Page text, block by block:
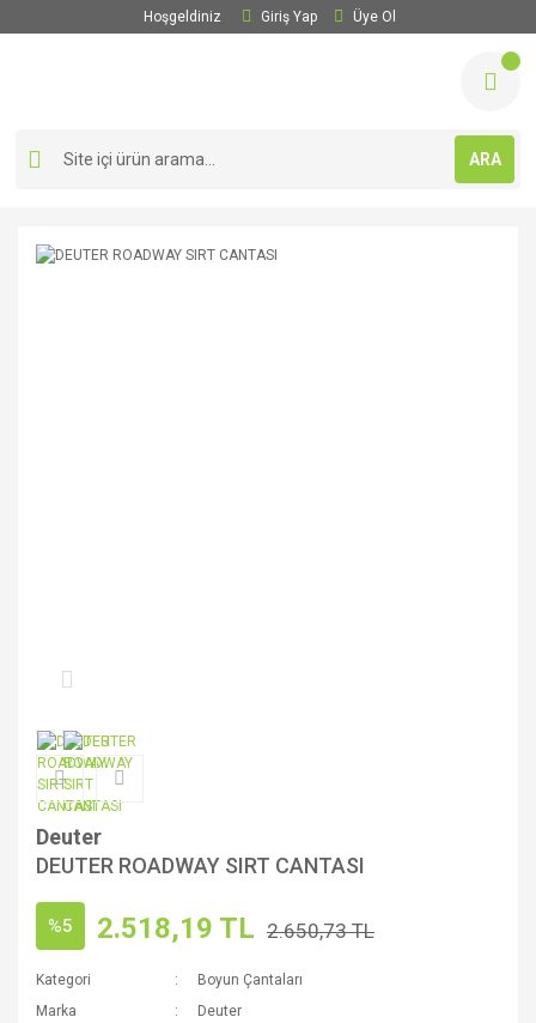
Hoşgeldiniz Giriş Yap Üye Ol
ARA
Deuter
DEUTER ROADWAY SIRT CANTASI
%5 2.518,19 TL 2.650,73 TL
Kategori
Boyun Çantaları
Marka
Deuter